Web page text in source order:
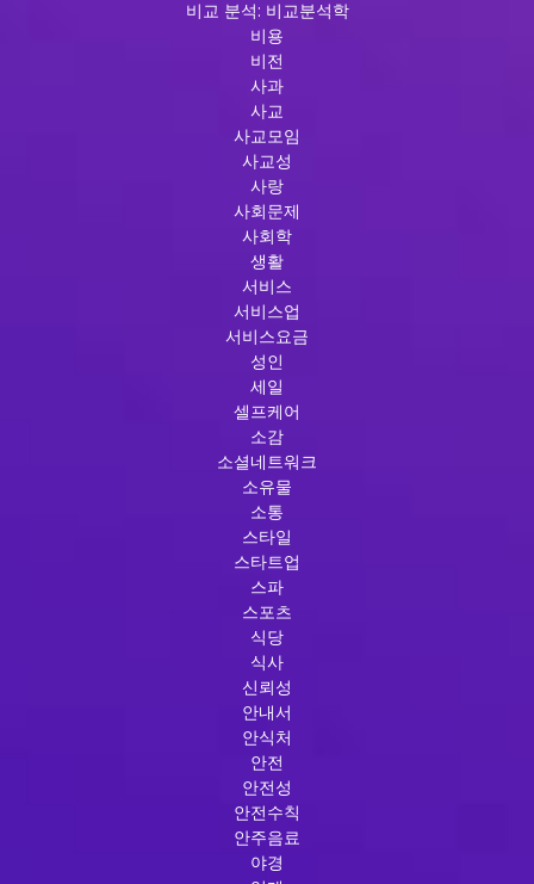
비교 분석: 비교분석학
비용
비전
사과
사교
사교모임
사교성
사랑
사회문제
사회학
생활
서비스
서비스업
서비스요금
성인
세일
셀프케어
소감
소셜네트워크
소유물
소통
스타일
스타트업
스파
스포츠
식당
식사
신뢰성
안내서
안식처
안전
안전성
안전수칙
안주음료
야경